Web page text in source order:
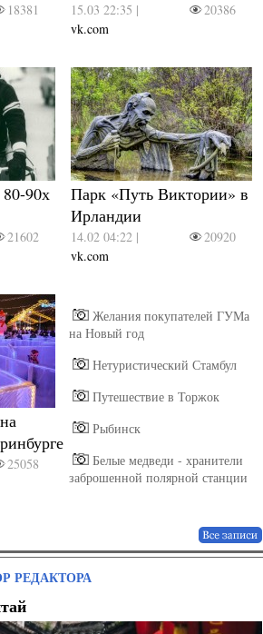
18381
15.03 22:35 |
20386
vk.com
90х
21602
Парк «Путь Виктории» в
Ирландии
14.02 04:22 |
20920
vk.com
25058
Желания покупателей ГУМа
на Новый год
Нетуристический Стамбул
Путешествие в Торжок
Рыбинск
Белые медведи - хранители
заброшенной полярной станции
РЕДАКТОРА